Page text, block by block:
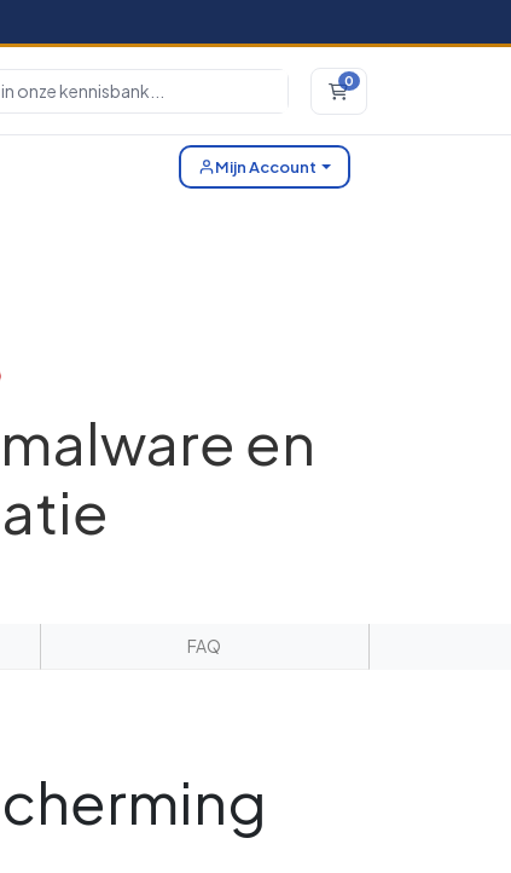
0Winkelwagen
Mijn Account
en
FAQ